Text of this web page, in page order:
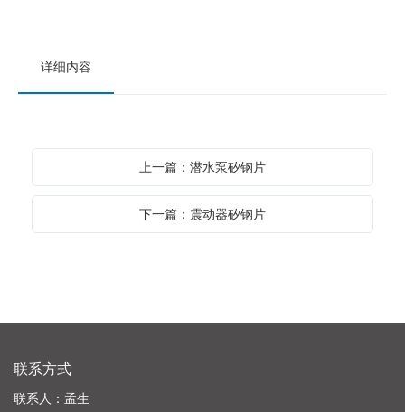
详细内容
上一篇：潜水泵矽钢片
下一篇：震动器矽钢片
联系方式
联系人：孟生